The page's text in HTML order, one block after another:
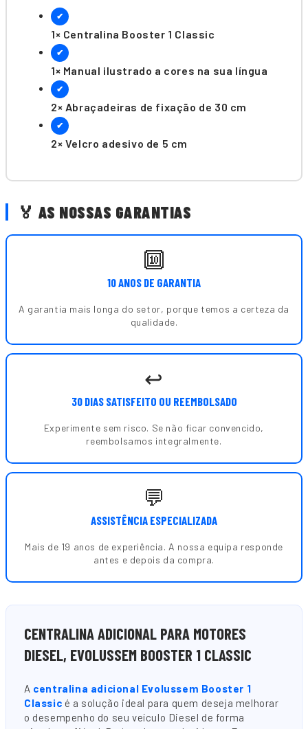
✔
1× Centralina Booster 1 Classic
✔
1× Manual ilustrado a cores na sua língua
✔
2× Abraçadeiras de fixação de 30 cm
✔
2× Velcro adesivo de 5 cm
🏅 AS NOSSAS GARANTIAS
🔟
10 ANOS DE GARANTIA
A garantia mais longa do setor, porque temos a certeza da
qualidade.
↩️
30 DIAS SATISFEITO OU REEMBOLSADO
Experimente sem risco. Se não ficar convencido,
reembolsamos integralmente.
💬
ASSISTÊNCIA ESPECIALIZADA
Mais de 19 anos de experiência. A nossa equipa responde
antes e depois da compra.
CENTRALINA ADICIONAL PARA MOTORES
DIESEL, EVOLUSSEM BOOSTER 1 CLASSIC
A centralina adicional Evolussem Booster 1
Classic é a solução ideal para quem deseja melhorar
o desempenho do seu veículo Diesel de forma